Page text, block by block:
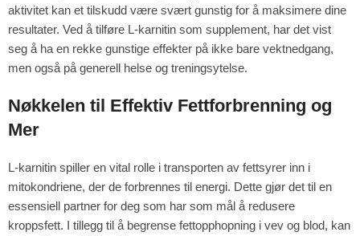
aktivitet kan et tilskudd være svært gunstig for å maksimere dine
resultater. Ved å tilføre L-karnitin som supplement, har det vist
seg å ha en rekke gunstige effekter på ikke bare vektnedgang,
men også på generell helse og treningsytelse.
Nøkkelen til Effektiv Fettforbrenning og
Mer
L-karnitin spiller en vital rolle i transporten av fettsyrer inn i
mitokondriene, der de forbrennes til energi. Dette gjør det til en
essensiell partner for deg som har som mål å redusere
kroppsfett. I tillegg til å begrense fettopphopning i vev og blod, kan